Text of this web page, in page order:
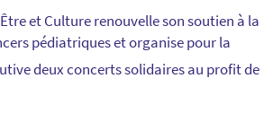
et Culture renouvelle son soutien à la
pédiatriques et organise pour la
deux concerts solidaires au profit de